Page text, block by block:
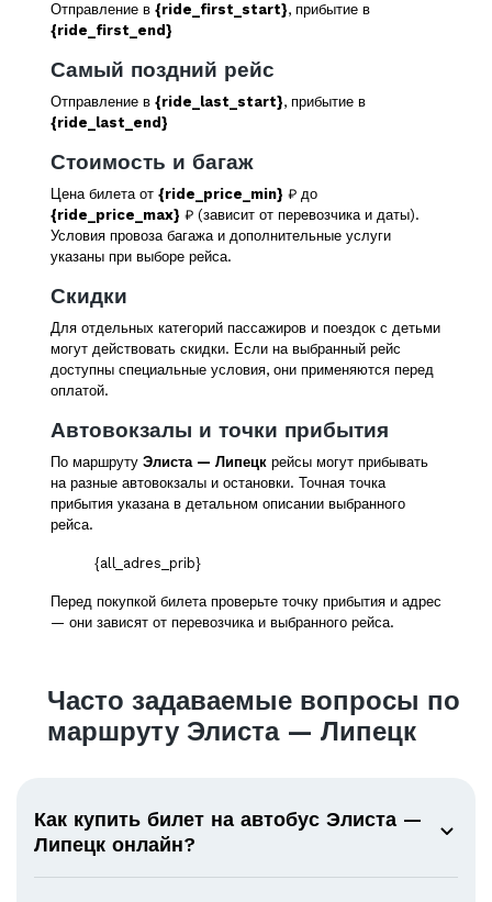
Отправление в {ride_first_start}, прибытие в
{ride_first_end}
Самый поздний рейс
Отправление в {ride_last_start}, прибытие в
{ride_last_end}
Стоимость и багаж
Цена билета от {ride_price_min} ₽ до
{ride_price_max} ₽ (зависит от перевозчика и даты).
Условия провоза багажа и дополнительные услуги
указаны при выборе рейса.
Скидки
Для отдельных категорий пассажиров и поездок с детьми
могут действовать скидки. Если на выбранный рейс
доступны специальные условия, они применяются перед
оплатой.
Автовокзалы и точки прибытия
По маршруту Элиста — Липецк рейсы могут прибывать
на разные автовокзалы и остановки. Точная точка
прибытия указана в детальном описании выбранного
рейса.
{all_adres_prib}
Перед покупкой билета проверьте точку прибытия и адрес
— они зависят от перевозчика и выбранного рейса.
Часто задаваемые вопросы по
маршруту Элиста — Липецк
Как купить билет на автобус Элиста —
Липецк онлайн?